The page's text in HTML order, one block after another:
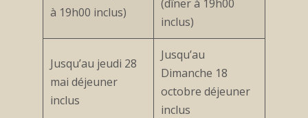
à 19h00 inclus)
(dîner à 19h00
inclus)
Jusqu’au jeudi 28
mai déjeuner
inclus
Jusqu’au
Dimanche 18
octobre déjeuner
inclus